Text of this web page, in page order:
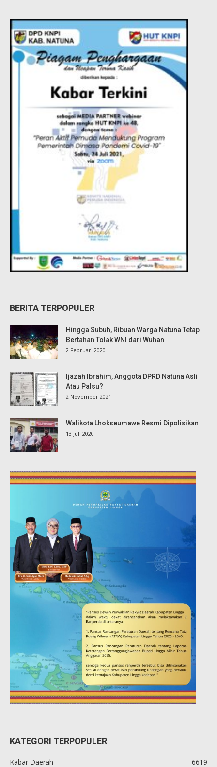
BERITA TERPOPULER
Hingga Subuh, Ribuan Warga Natuna Tetap
Bertahan Tolak WNI dari Wuhan
2 Februari 2020
Ijazah Ibrahim, Anggota DPRD Natuna Asli
Atau Palsu?
2 November 2021
Walikota Lhokseumawe Resmi Dipolisikan
13 Juli 2020
KATEGORI TERPOPULER
Kabar Daerah
6619